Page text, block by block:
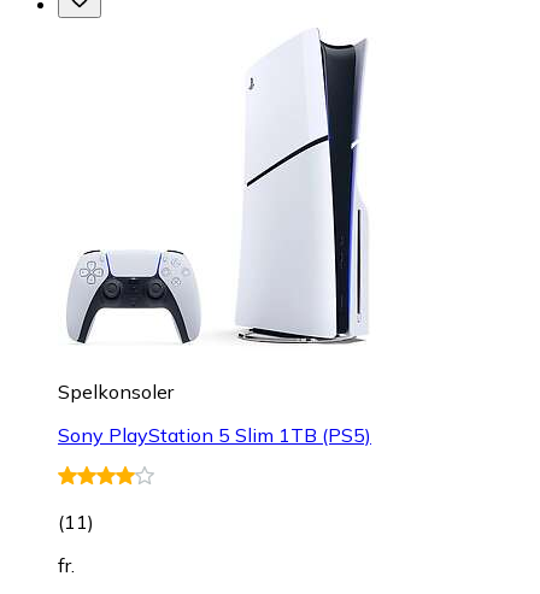
Spelkonsoler
Sony PlayStation 5 Slim 1TB (PS5)
(11)
fr.